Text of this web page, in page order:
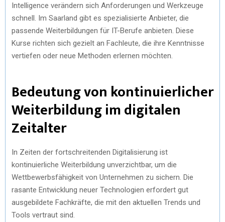
Intelligence verändern sich Anforderungen und Werkzeuge
schnell. Im Saarland gibt es spezialisierte Anbieter, die
passende Weiterbildungen für IT-Berufe anbieten. Diese
Kurse richten sich gezielt an Fachleute, die ihre Kenntnisse
vertiefen oder neue Methoden erlernen möchten.
Bedeutung von kontinuierlicher
Weiterbildung im digitalen
Zeitalter
In Zeiten der fortschreitenden Digitalisierung ist
kontinuierliche Weiterbildung unverzichtbar, um die
Wettbewerbsfähigkeit von Unternehmen zu sichern. Die
rasante Entwicklung neuer Technologien erfordert gut
ausgebildete Fachkräfte, die mit den aktuellen Trends und
Tools vertraut sind.